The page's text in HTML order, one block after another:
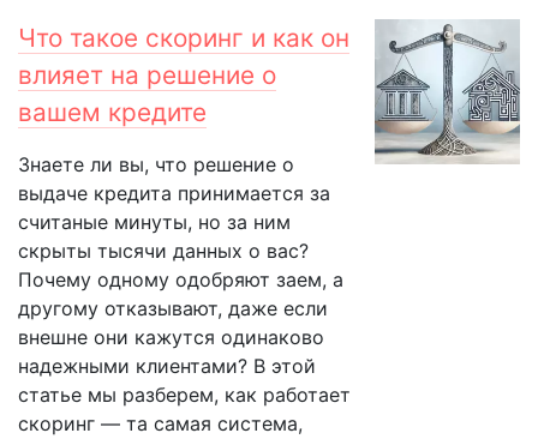
Что такое скоринг и как он
влияет на решение о
вашем кредите
Знаете ли вы, что решение о
выдаче кредита принимается за
считаные минуты, но за ним
скрыты тысячи данных о вас?
Почему одному одобряют заем, а
другому отказывают, даже если
внешне они кажутся одинаково
надежными клиентами? В этой
статье мы разберем, как работает
скоринг — та самая система,